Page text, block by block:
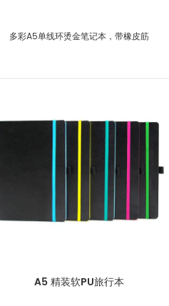
多彩A5单线环烫金笔记本，带橡皮筋
A5 精装软PU旅行本